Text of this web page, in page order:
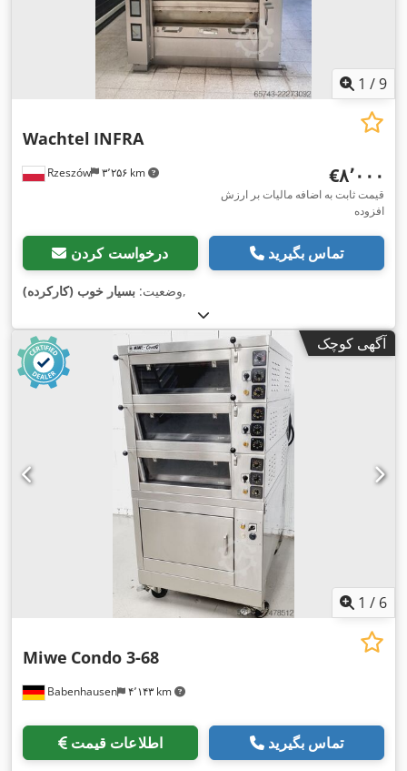
1 /9
Rzeszów ۳٬۲۵۶ km
Wachtel INFRA
‎€۸٬۰۰۰
قیمت ثابت به اضافه مالیات بر ارزش
افزوده
درخواست کردن تماس بگیرید
وضعیت: بسیار خوب (کارکرده) ,
آگهی کوچک
1 / 6
Babenhausen ۴٬۱۴۳ km
Miwe Condo 3-68
اطلاعات قیمت تماس بگیرید